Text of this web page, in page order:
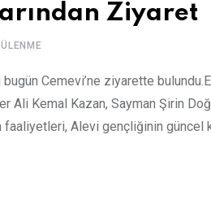
Ziyaret
Cemevi’ne ziyarette
Kemal Kazan, Sayman Şirin
Alevi gençliğinin güncel